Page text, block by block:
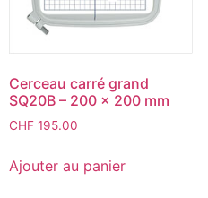
Cerceau carré grand
SQ20B – 200 x 200 mm
CHF 195.00
Ajouter au panier